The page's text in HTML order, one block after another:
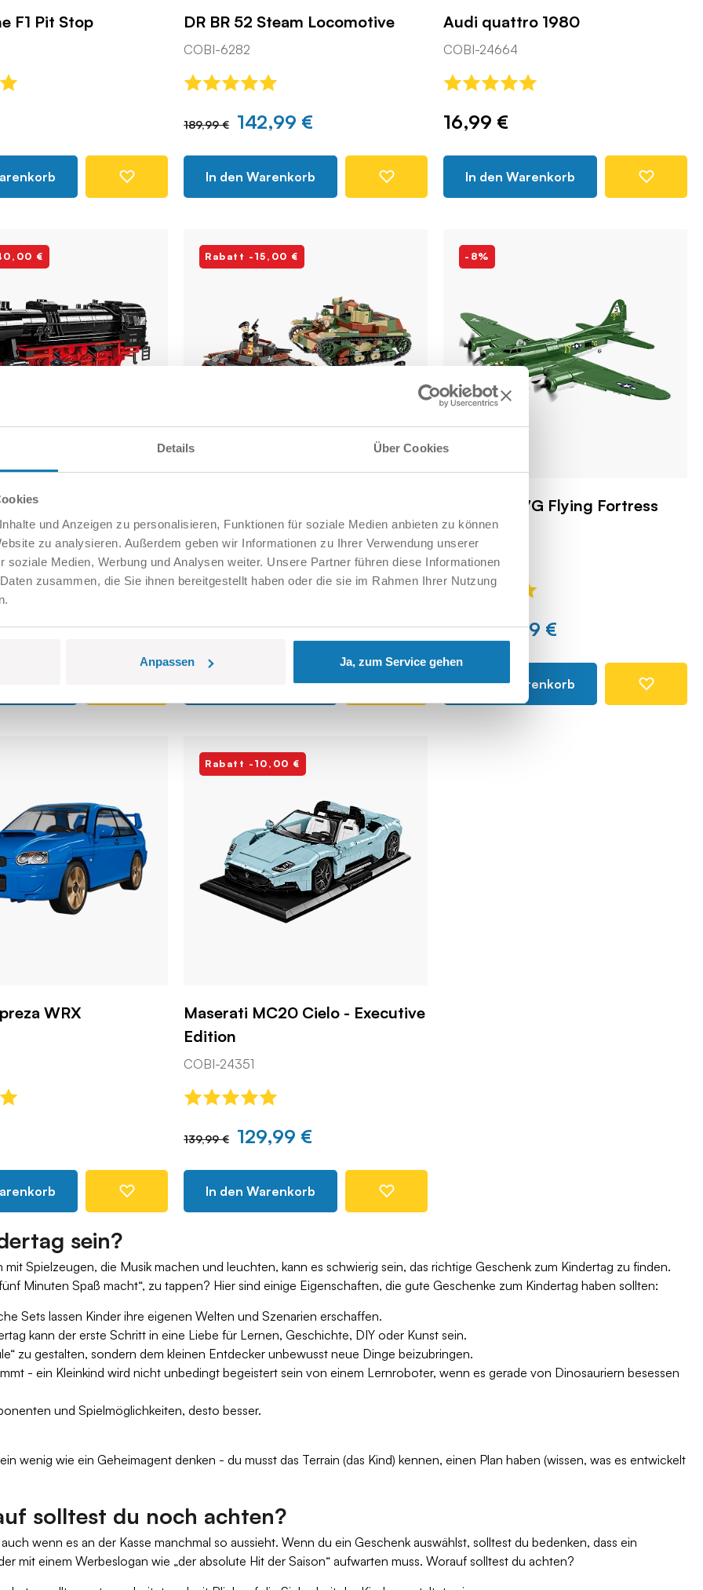
Details Über Cookies
und Anzeigen zu personalisieren, Funktionen für soziale Medien anbieten zu können
zu analysieren. Außerdem geben wir Informationen zu Ihrer Verwendung unserer
soziale Medien, Werbung und Analysen weiter. Unsere Partner führen diese Informationen
zusammen, die Sie ihnen bereitgestellt haben oder die sie im Rahmen Ihrer Nutzung
Anpassen Ja, zum Service gehen
F1 Pit Stop DR BR 52 Steam Locomotive
COBI-6282
189,99 € 142,99 €
In den Warenkorb
Audi quattro 1980
COBI-24664
16,99 €
In den Warenkorb
€
Steam
€
Rabatt -15,00 €
1939) - Limitierte Auflage
COBI-2659
114,99 € 99,99 €
In den Warenkorb
-8%
Boeing B-17G Flying Fortress
COBI-5750
99,99 € 91,99 €
In den Warenkorb
WRX
Rabatt -10,00 €
Maserati MC20 Cielo - Executive
Edition
COBI-24351
139,99 € 129,99 €
In den Warenkorb
sein?
Spielzeugen, die Musik machen und leuchten, kann es schwierig sein, das richtige Geschenk zum Kindertag zu finden.
Minuten Spaß macht“, zu tappen? Hier sind einige Eigenschaften, die gute Geschenke zum Kindertag haben sollten:
Sets lassen Kinder ihre eigenen Welten und Szenarien erschaffen.
kann der erste Schritt in eine Liebe für Lernen, Geschichte, DIY oder Kunst sein.
zu gestalten, sondern dem kleinen Entdecker unbewusst neue Dinge beizubringen.
- ein Kleinkind wird nicht unbedingt begeistert sein von einem Lernroboter, wenn es gerade von Dinosauriern besessen
und Spielmöglichkeiten, desto besser.
wenig wie ein Geheimagent denken - du musst das Terrain (das Kind) kennen, einen Plan haben (wissen, was es entwickelt
solltest du noch achten?
wenn es an der Kasse manchmal so aussieht. Wenn du ein Geschenk auswählst, solltest du bedenken, dass ein
mit einem Werbeslogan wie „der absolute Hit der Saison“ aufwarten muss. Worauf solltest du achten?